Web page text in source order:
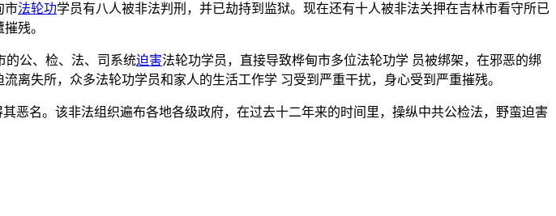
市法轮功学员有八人被非法判刑，并已劫持到监狱。现在还有十人被非法关押在吉林市看守所已
残。
的公、检、法、司系统迫害法轮功学员，直接导致桦甸市多位法轮功学 员被绑架，在邪恶的绑
离失所，众多法轮功学员和家人的生活工作学 习受到严重干扰，身心受到严重摧残。
恶名。该非法组织遍布各地各级政府，在过去十二年来的时间里，操纵中共公检法，野蛮迫害